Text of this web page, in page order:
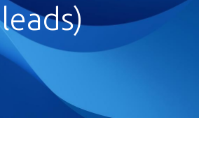
leads)